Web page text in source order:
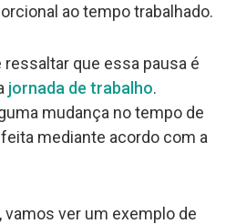
ao tempo trabalhado.
que essa pausa é
jornada de trabalho.
mudança no tempo de
mediante acordo com a
vamos ver um exemplo de